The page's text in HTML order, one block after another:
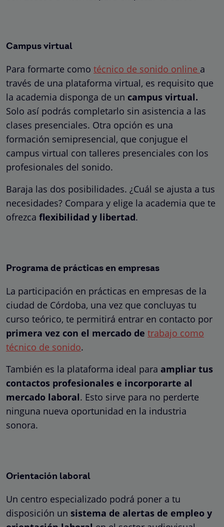
Campus virtual
Para formarte como técnico de sonido online a
través de una plataforma virtual, es requisito que
la academia disponga de un campus virtual.
Solo así podrás completarlo sin asistencia a las
clases presenciales. Otra opción es una
formación semipresencial, que conjugue el
campus virtual con talleres presenciales con los
profesionales del sonido.
Baraja las dos posibilidades. ¿Cuál se ajusta a tus
necesidades? Compara y elige la academia que te
ofrezca flexibilidad y libertad.
Programa de prácticas en empresas
La participación en prácticas en empresas de la
ciudad de Córdoba, una vez que concluyas tu
curso teórico, te permitirá entrar en contacto por
primera vez con el mercado de trabajo como
técnico de sonido.
También es la plataforma ideal para ampliar tus
contactos profesionales e incorporarte al
mercado laboral. Esto sirve para no perderte
ninguna nueva oportunidad en la industria
sonora.
Orientación laboral
Un centro especializado podrá poner a tu
disposición un sistema de alertas de empleo y